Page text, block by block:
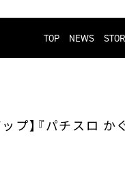
TOP NEWS
ップ】『パチスロ